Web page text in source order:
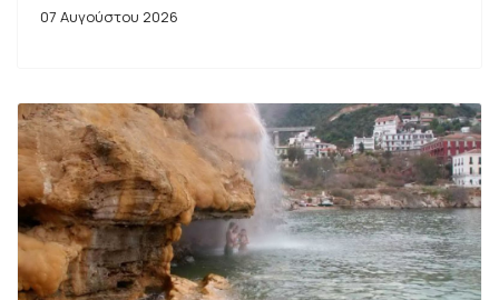
07 Αυγούστου 2026